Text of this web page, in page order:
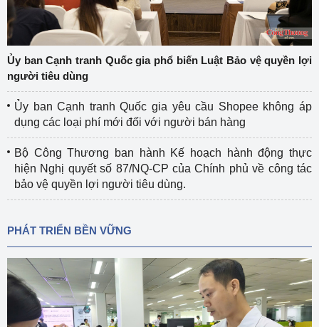
Ủy ban Cạnh tranh Quốc gia phổ biến Luật Bảo vệ quyền lợi
người tiêu dùng
Ủy ban Cạnh tranh Quốc gia yêu cầu Shopee không áp
dụng các loại phí mới đối với người bán hàng
Bộ Công Thương ban hành Kế hoạch hành động thực
hiện Nghị quyết số 87/NQ-CP của Chính phủ về công tác
bảo vệ quyền lợi người tiêu dùng.
PHÁT TRIỂN BỀN VỮNG